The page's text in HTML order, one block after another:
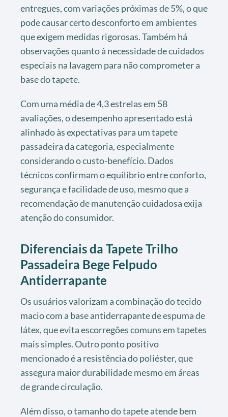
entregues, com variações próximas de 5%, o que
pode causar certo desconforto em ambientes
que exigem medidas rigorosas. Também há
observações quanto à necessidade de cuidados
especiais na lavagem para não comprometer a
base do tapete.
Com uma média de 4,3 estrelas em 58
avaliações, o desempenho apresentado está
alinhado às expectativas para um tapete
passadeira da categoria, especialmente
considerando o custo-benefício. Dados
técnicos confirmam o equilíbrio entre conforto,
segurança e facilidade de uso, mesmo que a
recomendação de manutenção cuidadosa exija
atenção do consumidor.
Diferenciais da Tapete Trilho
Passadeira Bege Felpudo
Antiderrapante
Os usuários valorizam a combinação do tecido
macio com a base antiderrapante de espuma de
látex, que evita escorregões comuns em tapetes
mais simples. Outro ponto positivo
mencionado é a resistência do poliéster, que
assegura maior durabilidade mesmo em áreas
de grande circulação.
Além disso, o tamanho do tapete atende bem